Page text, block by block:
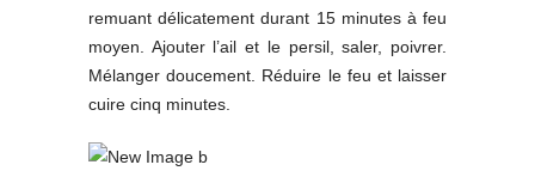
remuant délicatement durant 15 minutes à feu
moyen. Ajouter l’ail et le persil, saler, poivrer.
Mélanger doucement. Réduire le feu et laisser
cuire cinq minutes.